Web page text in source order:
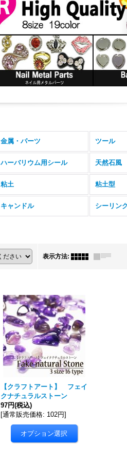
金属・パーツ ツール
ハーバリウム用シール 天然石風
粘土 粘土型
キャンドル シーリン
表示方法:
【クラフトアート】 フェイ
クナチュラルストーン
97円(税込)
[通常販売価格: 102円]